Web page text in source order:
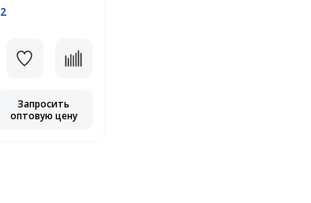
2
Запросить
оптовую цену